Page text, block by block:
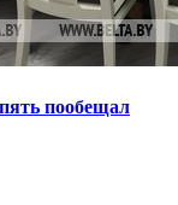
пообещал